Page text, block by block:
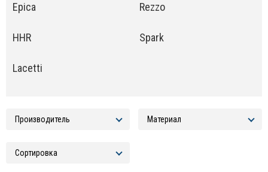
Epica
HHR
Lacetti
Rezzo
Spark